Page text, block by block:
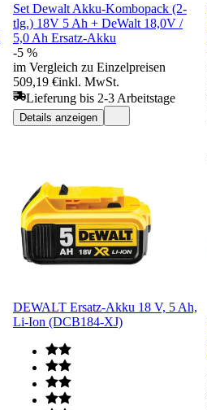
Set Dewalt Akku-Kombopack (2-
tlg.) 18V 5 Ah + DeWalt 18,0V /
5,0 Ah Ersatz-Akku
-5 %
im Vergleich zu Einzelpreisen
509,19 €inkl. MwSt.
Lieferung bis 2-3 Arbeitstage
Details anzeigen
DEWALT Ersatz-Akku 18 V, 5 Ah,
Li-Ion (DCB184-XJ)